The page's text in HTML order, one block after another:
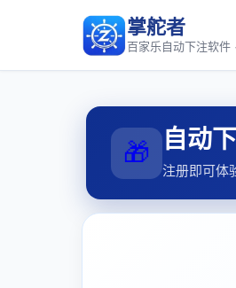
掌舵者
百家乐自动下注软件 ·
🎁 自动
注册即可体